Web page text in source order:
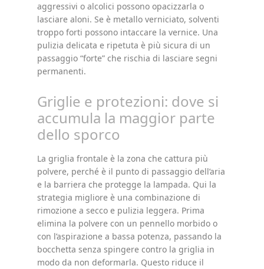
aggressivi o alcolici possono opacizzarla o
lasciare aloni. Se è metallo verniciato, solventi
troppo forti possono intaccare la vernice. Una
pulizia delicata e ripetuta è più sicura di un
passaggio “forte” che rischia di lasciare segni
permanenti.
Griglie e protezioni: dove si
accumula la maggior parte
dello sporco
La griglia frontale è la zona che cattura più
polvere, perché è il punto di passaggio dell’aria
e la barriera che protegge la lampada. Qui la
strategia migliore è una combinazione di
rimozione a secco e pulizia leggera. Prima
elimina la polvere con un pennello morbido o
con l’aspirazione a bassa potenza, passando la
bocchetta senza spingere contro la griglia in
modo da non deformarla. Questo riduce il